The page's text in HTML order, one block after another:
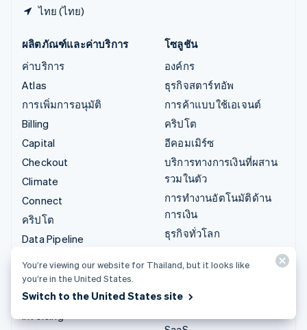
ไทย (ไทย)
ผลิตภัณฑ์และค่าบริการ
ค่าบริการ
Atlas
การเพิ่มการอนุมัติ
Billing
Capital
Checkout
Climate
Connect
คริปโต
Data Pipeline
Financial Connections
Identity
โซลูชัน
องค์กร
ธุรกิจสตาร์ทอัพ
การค้าแบบใช้เอเจนต์
คริปโต
อีคอมเมิร์ซ
บริการทางการเงินที่ผสาน
รวมในตัว
การทำงานอัตโนมัติด้าน
การเงิน
ธุรกิจทั่วโลก
มาร์เก็ตเพลส
การจัดการเงิน
You’re viewing our website for Thailand, but it looks like
you’re in the United States.
Switch to the United States site